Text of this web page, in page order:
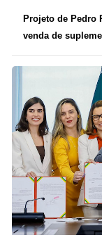
Projeto de Pedro
venda de